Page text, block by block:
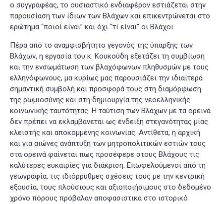
ο συγγραφέας, το ουσιαστικό ενδιαφέρον εστιάζεται στην
παρουσίαση των ίδιων των Βλάχων και επικεντρώνεται στο
ερώτημα “ποιοί είναι” και όχι “τί είναι” οι Βλάχοι.
Πέρα από το αναμφισβήτητο γεγονός της ύπαρξης των
Βλάχων, η εργασία του κ. Κουκούδη εξετάζει τη συμβίωση
και την ενσωμάτωση των βλαχόφωνων πληθυσμών με τους
ελληνόφωνους, μα κυρίως μας παρουσιάζει την ιδιαίτερα
σημαντική συμβολή και προσφορά τους στη διαμόρφωση
της ρωμιοσύνης και στη δημιουργία της νεοελληνικής
κοινωνικής ταυτότητας. Η ταύτιση των Βλάχων με τα ορεινά
δεν πρέπει να εκλαμβάνεται ως ένδειξη στεγανότητας μίας
κλειστής και αποκομμένης κοινωνίας. Αντίθετα, η αρχική
και για αιώνες ανάπτυξη των μητροπολιτικών εστιών τους
στα ορεινά φαίνεται πως προσέφερε στους Βλάχους τις
καλύτερες ευκαιρίες για διάκριση. Επωφελούμενοι από τη
γεωγραφία, τις ιδιόρρυθμες σχέσεις τους με την κεντρική
εξουσία, τους πλούσιους και αξιοποιήσιμους στο δεδομένο
χρόνο πόρους πρόβαλαν αποφασιστικά στο ιστορικό